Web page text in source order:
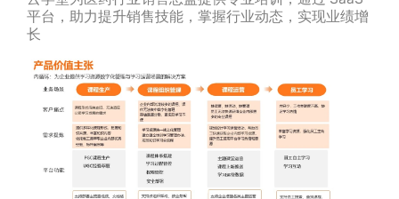
平台，助力提升销售技能，掌握行业动态，实现业绩增
长